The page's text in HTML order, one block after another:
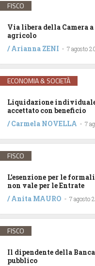
FISCO
Via libera della Camera
agricolo
/Arianna ZENI - 7 agosto
ECONOMIA & SOCIETÀ
Liquidazione individuale
accettato con beneficio
/Carmela NOVELLA - 7
FISCO
L’esenzione per le
non vale per le Entrate
/Anita MAURO - 7 agosto
FISCO
Il dipendente della
pubblico